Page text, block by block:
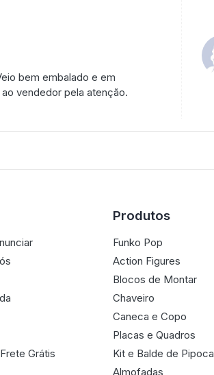
bem embalado e em
vendedor pela atenção.
Grátis
Produtos
Funko Pop
Action Figures
Blocos de Montar
Chaveiro
Caneca e Copo
Placas e Quadros
Kit e Balde de Pipoca
Almofadas